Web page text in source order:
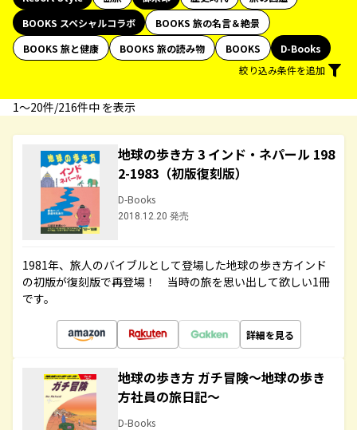
BOOKS スペシャルコラボ
BOOKS 旅の名言＆絶景
BOOKS 旅と健康
BOOKS 旅の読み物 BOOKS
D-Books
絞り込み条件を追加
1〜20件/216件中 を表示
地球の歩き方 3 インド・ネパール 198
2-1983（初版復刻版）
D-Books
2018.12.20 発売
1981年、旅人のバイブルとして登場した地球の歩き方インド
の初版が復刻版で再登場！ 当時の旅を思い出して欲しい1冊
です。
詳細を見る
地球の歩き方 ガチ冒険～地球の歩き
方社員の旅日記～
D-Books